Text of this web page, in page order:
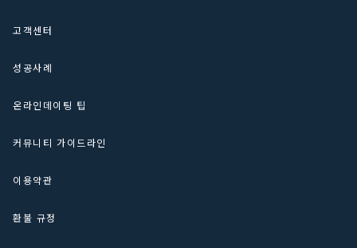
고객센터
성공사례
온라인데이팅 팁
커뮤니티 가이드라인
이용약관
환불 규정